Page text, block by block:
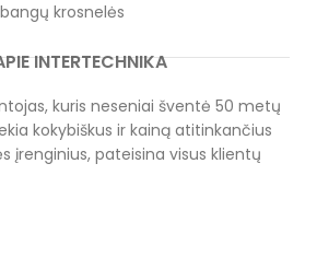
krosnelės
INTERTECHNIKA
kuris neseniai šventė 50 metų
kokybiškus ir kainą atitinkančius
įrenginius, pateisina visus klientų